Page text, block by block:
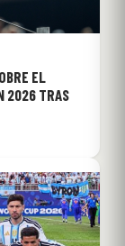
EL
2026 TRAS